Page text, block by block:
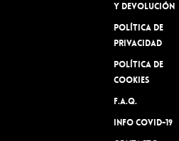
Y DEVOLUCIÓN
Política de
privacidad
Política de
cookies
F.A.Q.
INFO COVID-19